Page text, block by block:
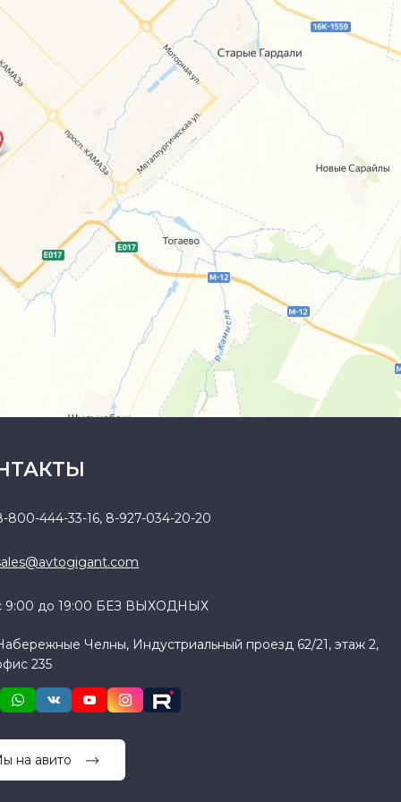
800-444-33-16, 8-927-034-20-20
9:00 до 19:00 БЕЗ ВЫХОДНЫХ
Челны, Индустриальный проезд 62/21, этаж 2,
235
на авито